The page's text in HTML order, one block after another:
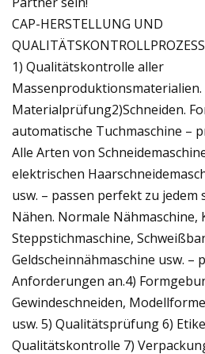
CAP-HERSTELLUNG UND
QUALITÄTSKONTROLLPROZESS
1) Qualitätskontrolle aller
Massenproduktionsmaterialien.
Materialprüfung2)Schneiden.
automatische Tuchmaschine –
Alle Arten von
elektrischen
usw. – passen perfekt zu jedem
Nähen. Normale Nähmaschine,
Steppstichmaschine,
Geldscheinnähmaschine usw. –
Anforderungen an.4)
Gewindeschneiden,
usw. 5) Qualitätsprüfung 6)
Qualitätskontrolle 7)